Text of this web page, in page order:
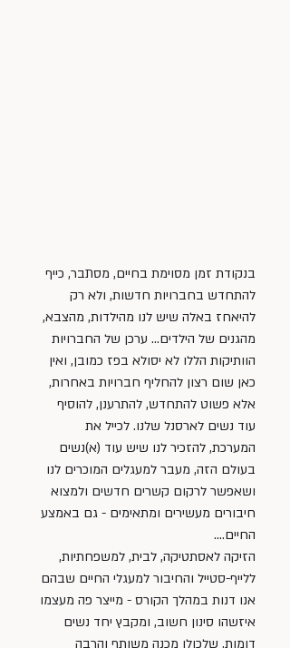
בנקודת זמן מסוימת בחיים, מסתבר, כייף
להתחדש בחברויות חדשות, ולא רק
להיאחז באלה שיש לנו מהילדות, מהצבא,
מהגנים של הילדים... ערכן של החברויות
הוותיקות הללו לא יסולא בפז כמובן, ואין
כאן שום רצון להחליף חברויות באחרות,
אלא פשוט להתחדש, להתרענן, להוסיף
עוד נשים לארסנל שלנו. לכייל את
המערכת, להזכיר לנו שיש עוד (א)נשים
בעולם הזה, מעבר למעגלים המוכרים לנו
ושאפשר לרקום קשרים חדשים ולמצוא
חיבורים מעשירים ומתאימים - גם באמצע
החיים....
הזיקה לאסתטיקה, לבית, למשפחתיות,
ללייף-סטייל והחיבור למעגלי החיים שבהם
אנו דנות במהלך הקורס - מייצר פה מעצמו
איזשהו סינון חשוב, ומקבץ יחד נשים
דומות, שלכולן מכנה משותף והרבה